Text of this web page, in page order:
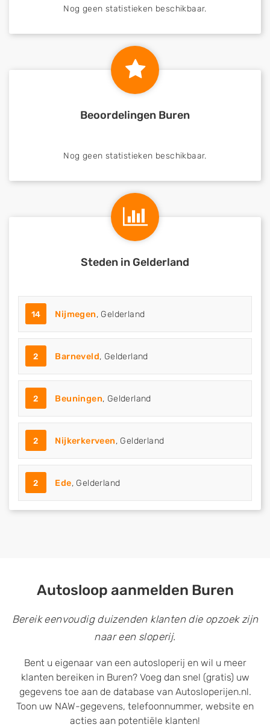
Nog geen statistieken beschikbaar.
Beoordelingen Buren
Nog geen statistieken beschikbaar.
Steden in Gelderland
14 Nijmegen, Gelderland
2 Barneveld, Gelderland
2 Beuningen, Gelderland
2 Nijkerkerveen, Gelderland
2 Ede, Gelderland
Autosloop aanmelden Buren
Bereik eenvoudig duizenden klanten die opzoek zijn
naar een sloperij.
Bent u eigenaar van een autosloperij en wil u meer
klanten bereiken in Buren? Voeg dan snel (gratis) uw
gegevens toe aan de database van Autosloperijen.nl.
Toon uw NAW-gegevens, telefoonnummer, website en
acties aan potentiële klanten!